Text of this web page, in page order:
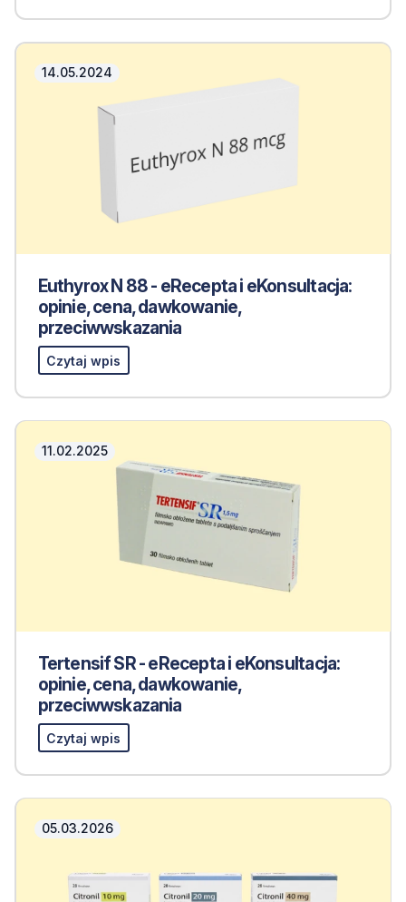
14.05.2024
Euthyrox N 88 - eRecepta i eKonsultacja:
opinie, cena, dawkowanie,
przeciwwskazania
Czytaj wpis
11.02.2025
Tertensif SR - eRecepta i eKonsultacja:
opinie, cena, dawkowanie,
przeciwwskazania
Czytaj wpis
05.03.2026